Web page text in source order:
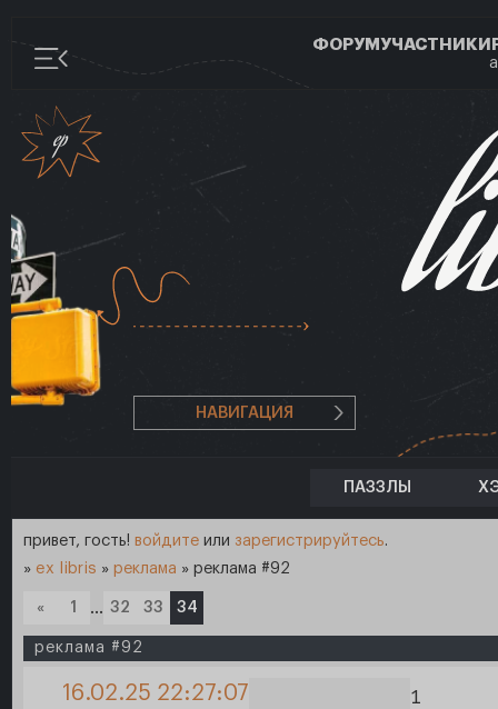
ФОРУМУЧАСТНИКИ
НАВИГАЦИЯ
ПАЗЗЛЫ
привет, гость! войдите или зарегистрируйтесь.
» ex libris » реклама » реклама #92
« 1 … 32 33 34
реклама #92
1
16.02.25 22:27:07